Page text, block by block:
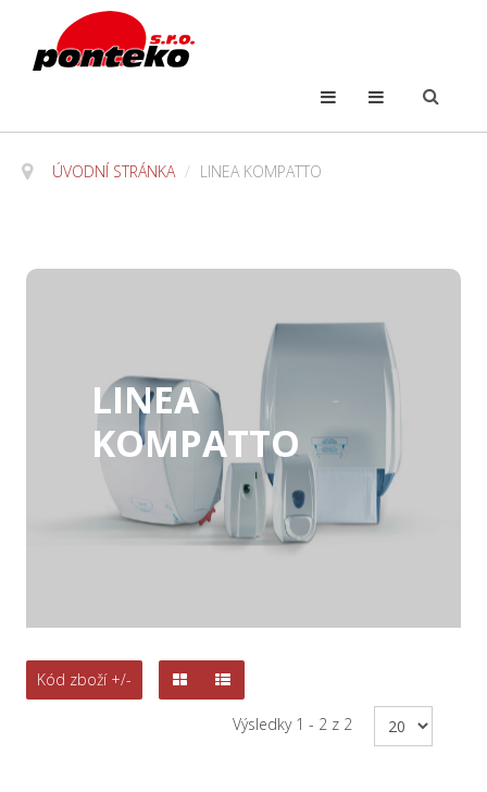
ÚVODNÍ STRÁNKA / LINEA KOMPATTO
LINEA
KOMPATTO
Kód zboží +/-
Výsledky 1 - 2 z 2